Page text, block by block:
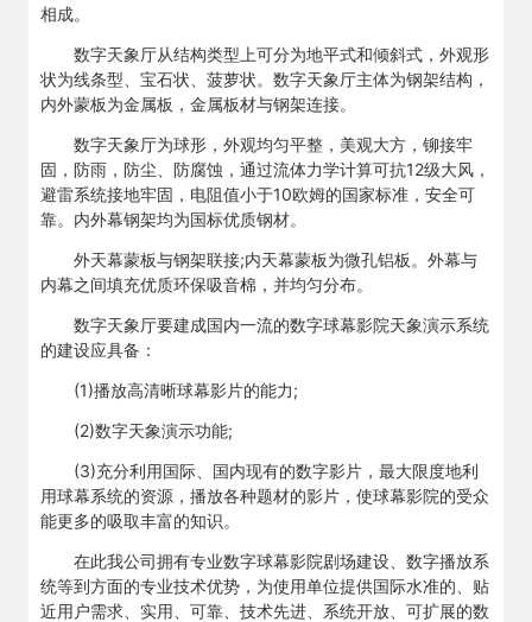
相成。
数字天象厅从结构类型上可分为地平式和倾斜式，外观形
状为线条型、宝石状、菠萝状。数字天象厅主体为钢架结构，
内外蒙板为金属板，金属板材与钢架连接。
数字天象厅为球形，外观均匀平整，美观大方，铆接牢
固，防雨，防尘、防腐蚀，通过流体力学计算可抗12级大风，
避雷系统接地牢固，电阻值小于10欧姆的国家标准，安全可
靠。内外幕钢架均为国标优质钢材。
外天幕蒙板与钢架联接;内天幕蒙板为微孔铝板。外幕与
内幕之间填充优质环保吸音棉，并均匀分布。
数字天象厅要建成国内一流的数字球幕影院天象演示系统
的建设应具备：
(1)播放高清晰球幕影片的能力;
(2)数字天象演示功能;
(3)充分利用国际、国内现有的数字影片，最大限度地利
用球幕系统的资源，播放各种题材的影片，使球幕影院的受众
能更多的吸取丰富的知识。
在此我公司拥有专业数字球幕影院剧场建设、数字播放系
统等到方面的专业技术优势，为使用单位提供国际水准的、贴
近用户需求、实用、可靠、技术先进、系统开放、可扩展的数